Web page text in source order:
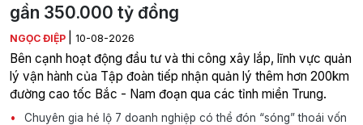
gần 350.000 tỷ đồng
NGỌC ĐIỆP 10-08-2026
Bên cạnh hoạt động đầu tư và thi công xây lắp, lĩnh vực quản
lý vận hành của Tập đoàn tiếp nhận quản lý thêm hơn 200km
đường cao tốc Bắc - Nam đoạn qua các tỉnh miền Trung.
Chuyên gia hé lộ 7 doanh nghiệp có thể đón “sóng” thoái vốn